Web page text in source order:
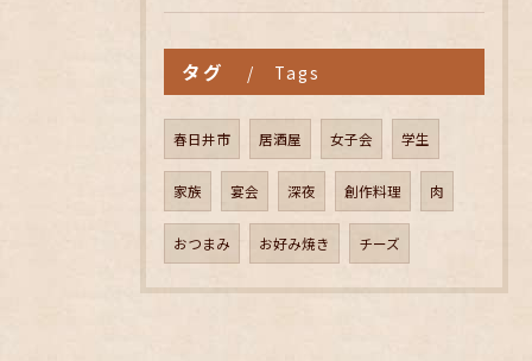
タグ Tags
春日井市 居酒屋 女子会 学生
家族 宴会 深夜 創作料理 肉
おつまみ お好み焼き チーズ